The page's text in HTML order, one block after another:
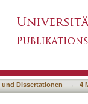
Dissertationen → 4